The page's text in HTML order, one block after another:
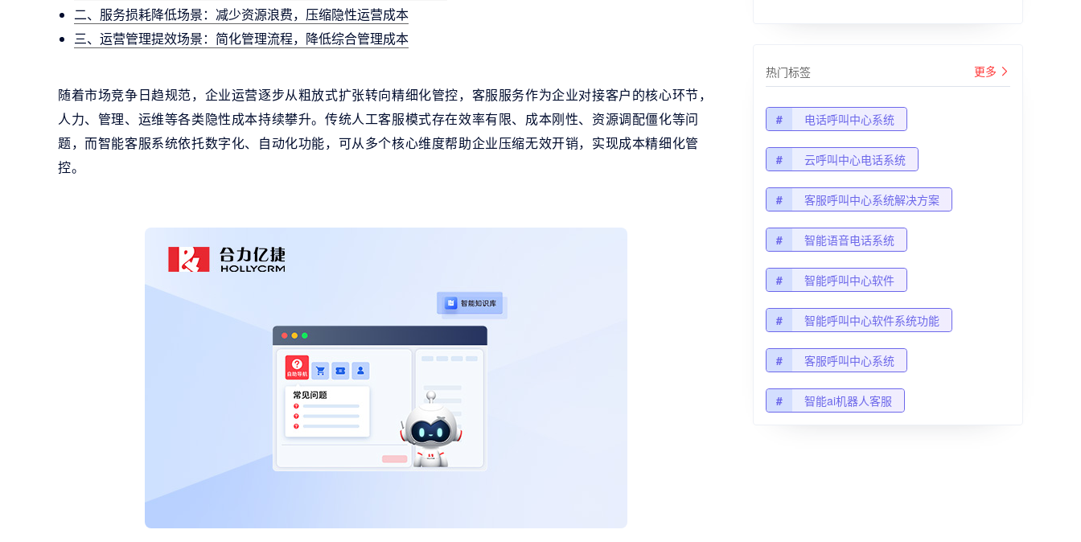
二、服务损耗降低场景：减少资源浪费，压缩隐性运营成本
三、运营管理提效场景：简化管理流程，降低综合管理成本
随着市场竞争日趋规范，企业运营逐步从粗放式扩张转向精细化管控，客服服务作为企业对接客户的核心环节，
人力、管理、运维等各类隐性成本持续攀升。传统人工客服模式存在效率有限、成本刚性、资源调配僵化等问
题，而智能客服系统依托数字化、自动化功能，可从多个核心维度帮助企业压缩无效开销，实现成本精细化管
控。
热门标签 更多
# 电话呼叫中心系统
# 云呼叫中心电话系统
# 客服呼叫中心系统解决方案
# 智能语音电话系统
# 智能呼叫中心软件
# 智能呼叫中心软件系统功能
# 客服呼叫中心系统
# 智能ai机器人客服